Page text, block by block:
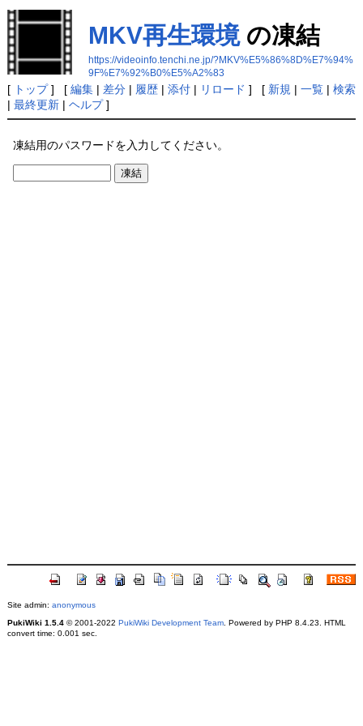
MKV再生環境の凍結
https://videoinfo.tenchi.ne.jp/?MKV%E5%86%8D%E7%94%
9F%E7%92%B0%E5%A2%83
[ トップ] [ 編集| 差分| 履歴| 添付| リロード ] [ 新規 | 一覧| 検索
| 最終更新| ヘルプ]
凍結用のパスワードを入力してください。
Site admin: anonymous
PukiWiki 1.5.4© 2001-2022 PukiWiki Development Team. Powered by PHP 8.4.23. HTML
convert time: 0.001 sec.